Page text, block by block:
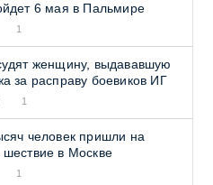
6 мая в Пальмире
1
женщину, выдававшую
за расправу боевиков ИГ
1
человек пришли на
шествие в Москве
1